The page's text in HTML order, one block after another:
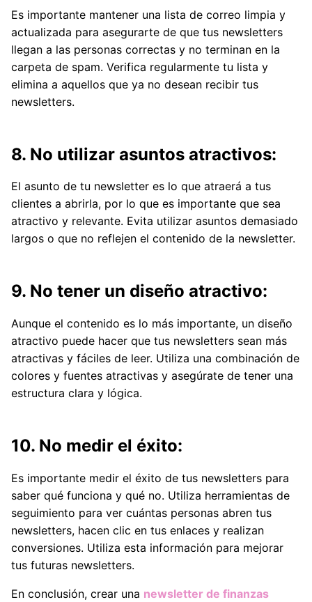
Es importante mantener una lista de correo limpia y
actualizada para asegurarte de que tus newsletters
llegan a las personas correctas y no terminan en la
carpeta de spam. Verifica regularmente tu lista y
elimina a aquellos que ya no desean recibir tus
newsletters.
8. No utilizar asuntos atractivos:
El asunto de tu newsletter es lo que atraerá a tus
clientes a abrirla, por lo que es importante que sea
atractivo y relevante. Evita utilizar asuntos demasiado
largos o que no reflejen el contenido de la newsletter.
9. No tener un diseño atractivo:
Aunque el contenido es lo más importante, un diseño
atractivo puede hacer que tus newsletters sean más
atractivas y fáciles de leer. Utiliza una combinación de
colores y fuentes atractivas y asegúrate de tener una
estructura clara y lógica.
10. No medir el éxito:
Es importante medir el éxito de tus newsletters para
saber qué funciona y qué no. Utiliza herramientas de
seguimiento para ver cuántas personas abren tus
newsletters, hacen clic en tus enlaces y realizan
conversiones. Utiliza esta información para mejorar
tus futuras newsletters.
En conclusión, crear una newsletter de finanzas